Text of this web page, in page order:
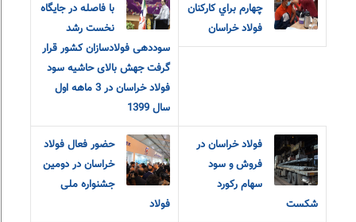
چهارم براي کارکنان
فولاد خراسان
با فاصله در جایگاه
نخست رشد
سوددهی فولادسازان کشور قرار
گرفت جهش بالای حاشیه سود
فولاد خراسان در 3 ماهه اول
سال 1399
فولاد خراسان در
فروش و سود
سهام رکورد
شکست
حضور فعال فولاد
خراسان در دومین
جشنواره ملی
فولاد